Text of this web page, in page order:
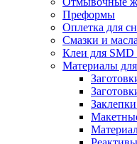
Преформы
Оплетка для
Смазки и
Клеи для SMD
Материалы